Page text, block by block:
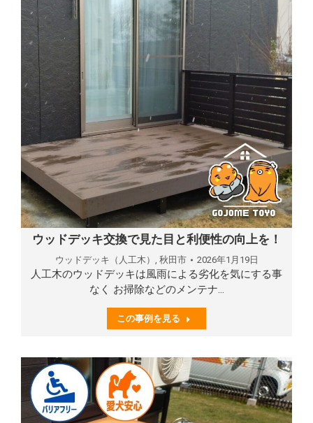
ウッドデッキ交換で見た目と利便性の向上を！
ウッドデッキ（人工木） 秋田市 2026年1月19日
人工木のウッドデッキは風雨による劣化を気にする事
なく お掃除などのメンテナ…
この事例を見る